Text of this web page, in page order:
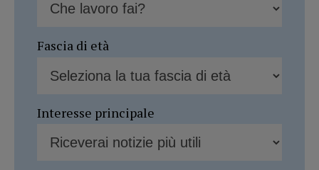
Fascia di età
Interesse principale